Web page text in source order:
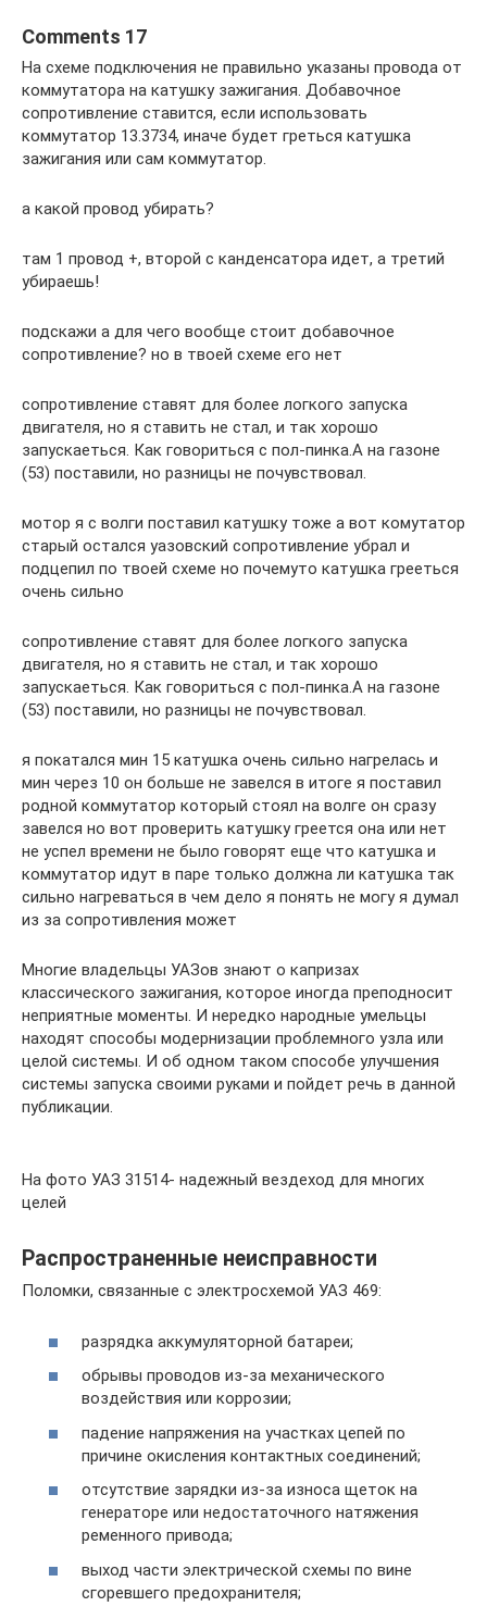
Comments 17
На схеме подключения не правильно указаны провода от
коммутатора на катушку зажигания. Добавочное
сопротивление ставится, если использовать
коммутатор 13.3734, иначе будет греться катушка
зажигания или сам коммутатор.
а какой провод убирать?
там 1 провод +, второй с канденсатора идет, а третий
убираешь!
подскажи а для чего вообще стоит добавочное
сопротивление? но в твоей схеме его нет
сопротивление ставят для более логкого запуска
двигателя, но я ставить не стал, и так хорошо
запускаеться. Как говориться с пол-пинка.А на газоне
(53) поставили, но разницы не почувствовал.
мотор я с волги поставил катушку тоже а вот комутатор
старый остался уазовский сопротивление убрал и
подцепил по твоей схеме но почемуто катушка грееться
очень сильно
сопротивление ставят для более логкого запуска
двигателя, но я ставить не стал, и так хорошо
запускаеться. Как говориться с пол-пинка.А на газоне
(53) поставили, но разницы не почувствовал.
я покатался мин 15 катушка очень сильно нагрелась и
мин через 10 он больше не завелся в итоге я поставил
родной коммутатор который стоял на волге он сразу
завелся но вот проверить катушку греется она или нет
не успел времени не было говорят еще что катушка и
коммутатор идут в паре только должна ли катушка так
сильно нагреваться в чем дело я понять не могу я думал
из за сопротивления может
Многие владельцы УАЗов знают о капризах
классического зажигания, которое иногда преподносит
неприятные моменты. И нередко народные умельцы
находят способы модернизации проблемного узла или
целой системы. И об одном таком способе улучшения
системы запуска своими руками и пойдет речь в данной
публикации.
На фото УАЗ 31514- надежный вездеход для многих
целей
Распространенные неисправности
Поломки, связанные с электросхемой УАЗ 469:
разрядка аккумуляторной батареи;
обрывы проводов из-за механического
воздействия или коррозии;
падение напряжения на участках цепей по
причине окисления контактных соединений;
отсутствие зарядки из-за износа щеток на
генераторе или недостаточного натяжения
ременного привода;
выход части электрической схемы по вине
сгоревшего предохранителя;